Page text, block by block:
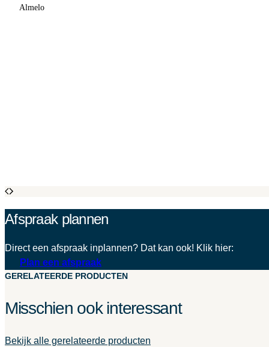
Almelo
Afspraak plannen
Direct een afspraak inplannen? Dat kan ook! Klik hier:
Plan een afspraak
GERELATEERDE PRODUCTEN
Misschien ook interessant
Bekijk alle gerelateerde producten